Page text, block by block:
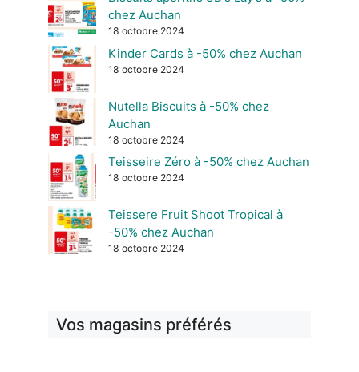
chez Auchan
18 octobre 2024
Kinder Cards à -50% chez Auchan
18 octobre 2024
Nutella Biscuits à -50% chez
Auchan
18 octobre 2024
Teisseire Zéro à -50% chez Auchan
18 octobre 2024
Teissere Fruit Shoot Tropical à
-50% chez Auchan
18 octobre 2024
Vos magasins préférés